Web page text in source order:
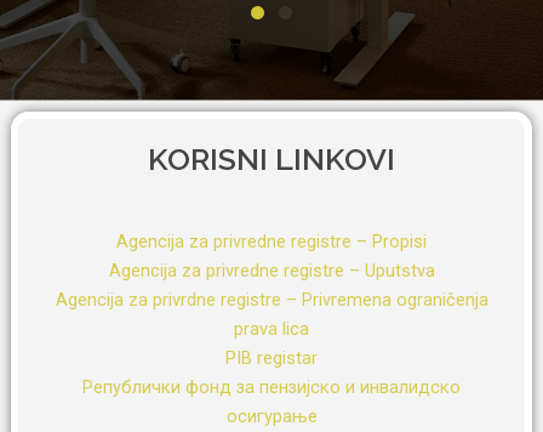
KORISNI LINKOVI
Agencija za privredne registre – Propisi
Agencija za privredne registre – Uputstva
Agencija za privrdne registre – Privremena ograničenja
prava lica
PIB registar
Републички фонд за пензиjско и инвалидско
осигурање